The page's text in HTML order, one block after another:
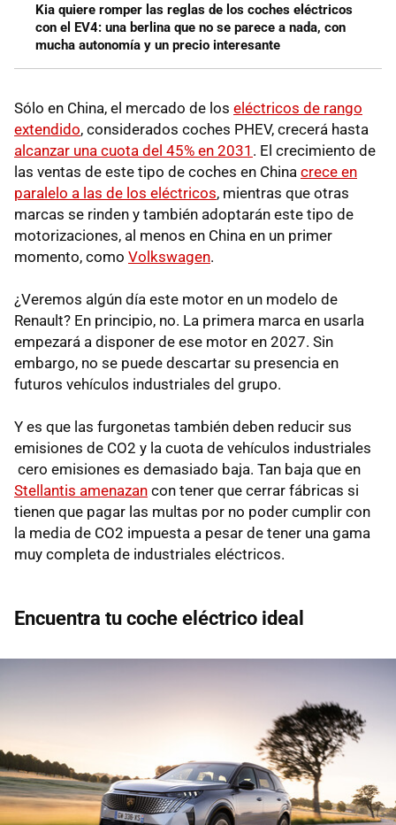
Kia quiere romper las reglas de los coches eléctricos
con el EV4: una berlina que no se parece a nada, con
mucha autonomía y un precio interesante
Sólo en China, el mercado de los eléctricos de rango
extendido, considerados coches PHEV, crecerá hasta
alcanzar una cuota del 45% en 2031 . El crecimiento de
las ventas de este tipo de coches en China crece en
paralelo a las de los eléctricos, mientras que otras
marcas se rinden y también adoptarán este tipo de
motorizaciones, al menos en China en un primer
momento, como Volkswagen.
¿Veremos algún día este motor en un modelo de
Renault? En principio, no. La primera marca en usarla
empezará a disponer de ese motor en 2027. Sin
embargo, no se puede descartar su presencia en
futuros vehículos industriales del grupo.
Y es que las furgonetas también deben reducir sus
emisiones de CO2 y la cuota de vehículos industriales
cero emisiones es demasiado baja. Tan baja que en
Stellantis amenazan con tener que cerrar fábricas si
tienen que pagar las multas por no poder cumplir con
la media de CO2 impuesta a pesar de tener una gama
muy completa de industriales eléctricos.
Encuentra tu coche eléctrico ideal